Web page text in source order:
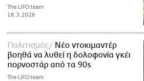
The LiFO team
18.3.2026
Πολιτισμός
Νέο ντοκιμαντέρ
βοηθά να λυθεί η δολοφονία γκέι
πορνοστάρ από τα 90s
The LiFO team